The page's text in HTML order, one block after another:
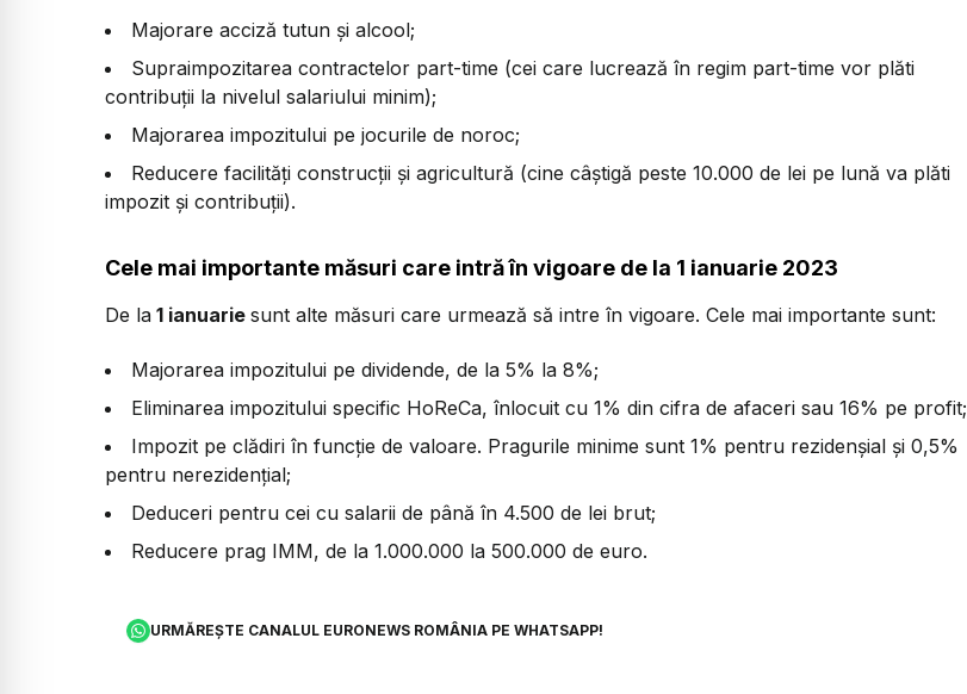
Majorare acciză tutun și alcool;
Supraimpozitarea contractelor part-time (cei care lucrează în regim part-time vor plăti
contribuții la nivelul salariului minim);
Majorarea impozitului pe jocurile de noroc;
Reducere facilități construcții și agricultură (cine câștigă peste 10.000 de lei pe lună va plăti
impozit și contribuții).
Cele mai importante măsuri care intră în vigoare de la 1 ianuarie 2023
De la 1 ianuarie sunt alte măsuri care urmează să intre în vigoare. Cele mai importante sunt:
Majorarea impozitului pe dividende, de la 5% la 8%;
Eliminarea impozitului specific HoReCa, înlocuit cu 1% din cifra de afaceri sau 16% pe profit;
Impozit pe clădiri în funcție de valoare. Pragurile minime sunt 1% pentru rezidenșial și 0,5%
pentru nerezidențial;
Deduceri pentru cei cu salarii de până în 4.500 de lei brut;
Reducere prag IMM, de la 1.000.000 la 500.000 de euro.
URMĂREȘTE CANALUL EURONEWS ROMÂNIA PE WHATSAPP!